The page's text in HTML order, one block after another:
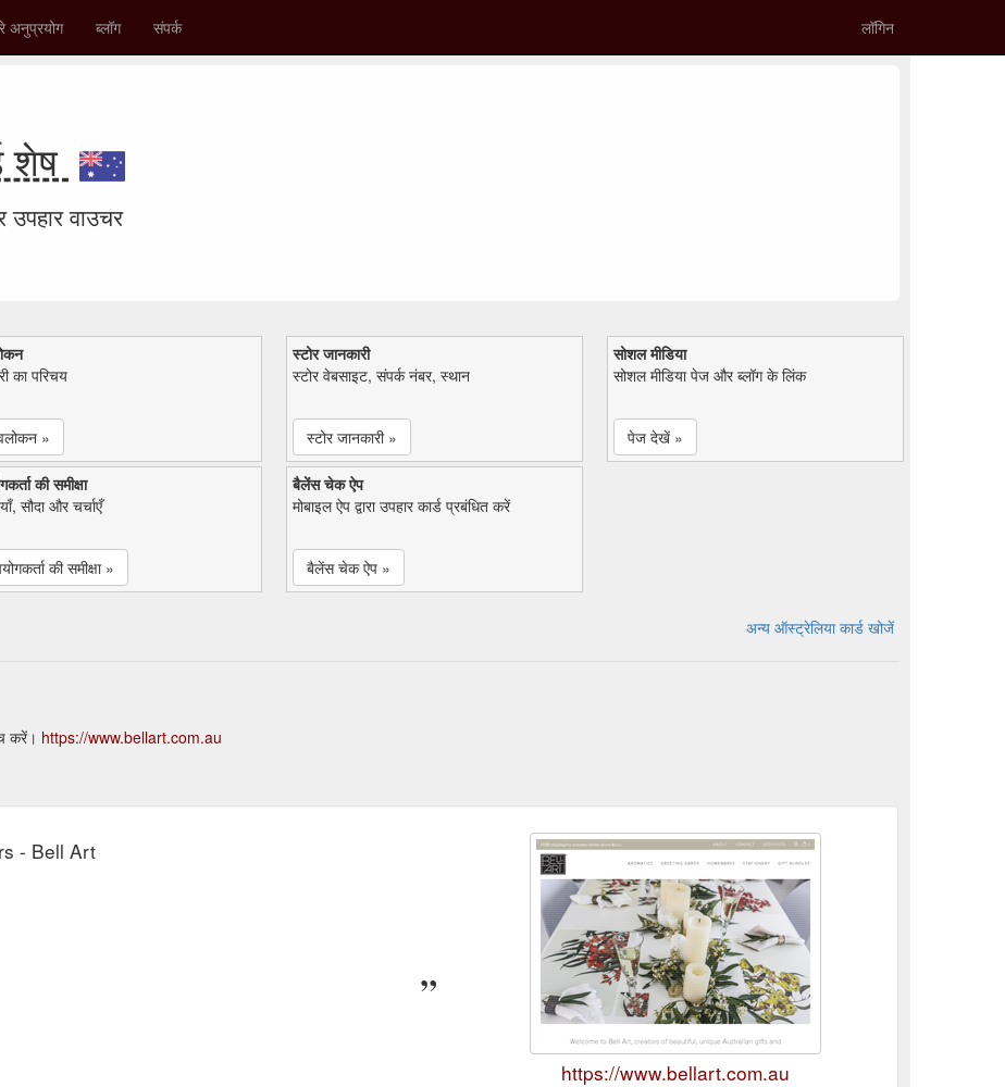
अनुप्रयोग ब्लॉग संपर्क लॉगिन
शेष
उपहार वाउचर
का परिचय
»
स्टोर जानकारी
स्टोर वेबसाइट, संपर्क नंबर, स्थान
स्टोर जानकारी »
सोशल मीडिया
सोशल मीडिया पेज और ब्लॉग के लिंक
पेज देखें »
की समीक्षा
सौदा और चर्चाएँ
की समीक्षा »
बैलेंस चेक ऐप
मोबाइल ऐप द्वारा उपहार कार्ड प्रबंधित करें
बैलेंस चेक ऐप »
अन्य ऑस्ट्रेलिया कार्ड खोजें
करें। https://www.bellart.com.au
- Bell Art
https://www.bellart.com.au